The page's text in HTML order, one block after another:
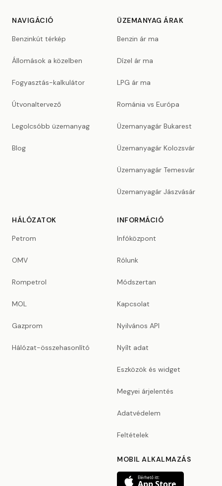
NAVIGÁCIÓ
Benzinkút térkép
Állomások a közelben
Fogyasztás-kalkulátor
Útvonaltervező
Legolcsóbb üzemanyag
Blog
ÜZEMANYAG ÁRAK
Benzin ár ma
Dízel ár ma
LPG ár ma
Románia vs Európa
Üzemanyagár Bukarest
Üzemanyagár Kolozsvár
Üzemanyagár Temesvár
Üzemanyagár Jászvásár
HÁLÓZATOK
Petrom
OMV
Rompetrol
MOL
Gazprom
Hálózat-összehasonlító
INFORMÁCIÓ
Infóközpont
Rólunk
Módszertan
Kapcsolat
Nyilvános API
Nyílt adat
Eszközök és widget
Megyei árjelentés
Adatvédelem
Feltételek
MOBIL ALKALMAZÁS
Elérhető itt: